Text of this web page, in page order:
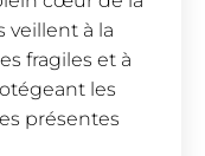
veillent à la
fragiles et à
les
présentes